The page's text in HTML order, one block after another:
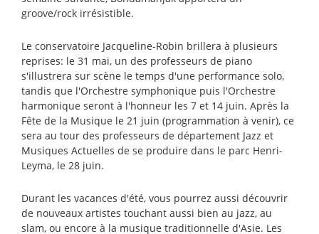
groove/rock irrésistible.
Le conservatoire Jacqueline-Robin brillera à plusieurs
reprises: le 31 mai, un des professeurs de piano
s'illustrera sur scène le temps d'une performance solo,
tandis que l'Orchestre symphonique puis l'Orchestre
harmonique seront à l'honneur les 7 et 14 juin. Après la
Fête de la Musique le 21 juin (programmation à venir), ce
sera au tour des professeurs de département Jazz et
Musiques Actuelles de se produire dans le parc Henri-
Leyma, le 28 juin.
Durant les vacances d'été, vous pourrez aussi découvrir
de nouveaux artistes touchant aussi bien au jazz, au
slam, ou encore à la musique traditionnelle d'Asie. Les